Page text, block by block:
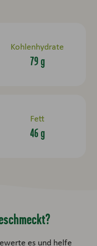
Kohlenhydrate
79 g
Fett
46 g
es und helfe